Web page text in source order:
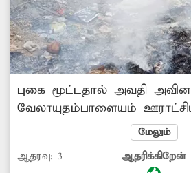
புகை மூட்டதால் அவதி அவினாசி
வேலாயுதம்பாளையம்
என்ற பெயரில் குப்பைகள்
வருகிறது. அங்கு
குப்பைகள் அனைத்தும்
மேலும்
ஆதரவு: 3 ஆதரிக்கிறேன்